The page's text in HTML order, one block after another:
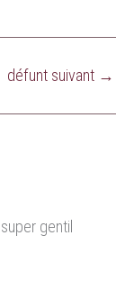
défunt suivant →
gentil